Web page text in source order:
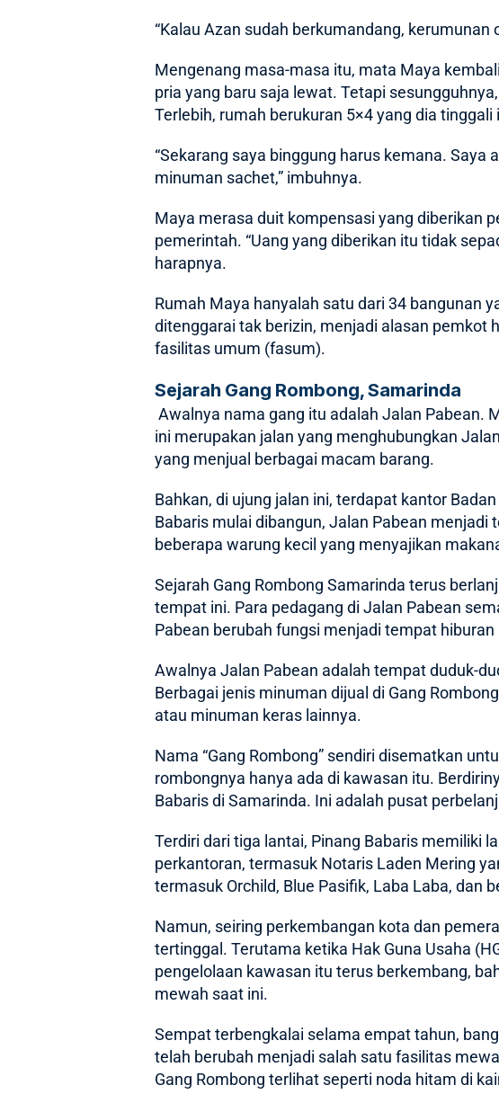
“Kalau Azan sudah berkumandang,
Mengenang masa-masa itu, mata Maya
pria yang baru saja lewat. Tetapi
Terlebih, rumah berukuran 5×4 yang dia
“Sekarang saya binggung harus kemana.
minuman sachet,” imbuhnya.
Maya merasa duit kompensasi yang diberikan
pemerintah. “Uang yang diberikan itu tidak
harapnya.
Rumah Maya hanyalah satu dari 34 bangunan
ditenggarai tak berizin, menjadi alasan pemkot
fasilitas umum (fasum).
Sejarah Gang Rombong, Samarinda
Awalnya nama gang itu adalah Jalan Pabean.
ini merupakan jalan yang menghubungkan
yang menjual berbagai macam barang.
Bahkan, di ujung jalan ini, terdapat kantor
Babaris mulai dibangun, Jalan Pabean
beberapa warung kecil yang menyajikan
Sejarah Gang Rombong Samarinda terus
tempat ini. Para pedagang di Jalan Pabean
Pabean berubah fungsi menjadi tempat
Awalnya Jalan Pabean adalah tempat duduk-
Berbagai jenis minuman dijual di Gang
atau minuman keras lainnya.
Nama “Gang Rombong” sendiri disematkan
rombongnya hanya ada di kawasan itu.
Babaris di Samarinda. Ini adalah pusat
Terdiri dari tiga lantai, Pinang Babaris memiliki
perkantoran, termasuk Notaris Laden Mering
termasuk Orchild, Blue Pasifik, Laba Laba, dan
Namun, seiring perkembangan kota dan
tertinggal. Terutama ketika Hak Guna Usaha
pengelolaan kawasan itu terus berkembang,
mewah saat ini.
Sempat terbengkalai selama empat tahun,
telah berubah menjadi salah satu fasilitas
Gang Rombong terlihat seperti noda hitam di